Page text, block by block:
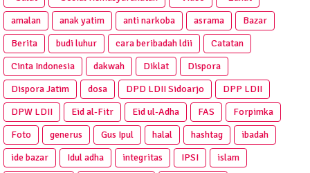
amalan
anak yatim anti narkoba asrama
Bazar
Berita
budi luhur cara beribadah ldii
Catatan
Cinta Indonesia
dakwah Diklat
Dispora
Dispora Jatim
dosa DPD LDII Sidoarjo
DPP LDII
DPW LDII
Eid al-Fitr Eid ul-Adha FAS
Forpimka
Foto
generus Gus Ipul halal hashtag
ibadah
ide bazar
Idul adha integritas IPSI
islam